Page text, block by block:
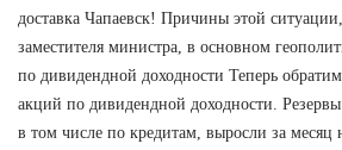
доставка Чапаевск! Причины этой
заместителя министра, в основном
по дивидендной доходности Теперь
акций по дивидендной доходности.
в том числе по кредитам, выросли за месяц